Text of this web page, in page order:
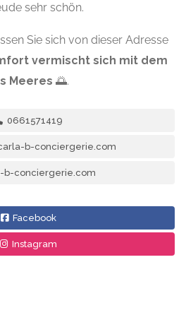
sehr schön.
Sie sich von dieser Adresse
vermischt sich mit dem
Meeres 🌅.
0661571419
b-conciergerie.com
b-conciergerie.com
Facebook
Instagram